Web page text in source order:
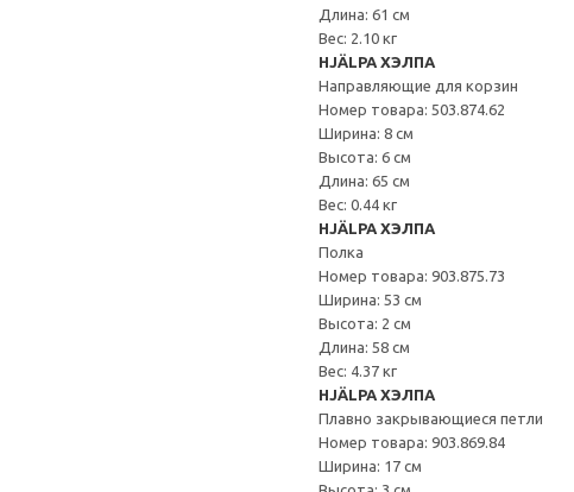
Длина: 61 см
Вес: 2.10 кг
HJÄLPA ХЭЛПА
Направляющие для корзин
Номер товара: 503.874.62
Ширина: 8 см
Высота: 6 см
Длина: 65 см
Вес: 0.44 кг
HJÄLPA ХЭЛПА
Полка
Номер товара: 903.875.73
Ширина: 53 см
Высота: 2 см
Длина: 58 см
Вес: 4.37 кг
HJÄLPA ХЭЛПА
Плавно закрывающиеся петли
Номер товара: 903.869.84
Ширина: 17 см